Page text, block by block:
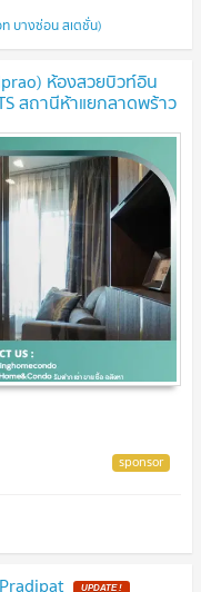
บางซ่อน สเตชั่น)
ห้องสวยบิวท์อิน
สถานีห้าแยกลาดพร้าว